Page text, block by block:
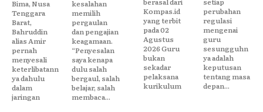
Bima, Nusa
Tenggara
Barat,
Bahruddin
alias Amir
pernah
menyesali
keterlibatann
ya dahulu
dalam
jaringan
kesalahan
memilih
pergaulan
dan pengajian
keagamaan.
“Penyesalan
saya kenapa
dulu salah
bergaul, salah
belajar, salah
membaca...
Kompas.id
yang terbit
pada 02
Agustus
2026 Guru
bukan
sekadar
pelaksana
kurikulum
perubahan
regulasi
mengenai
guru
sesungguhn
ya adalah
keputusan
tentang masa
depan...